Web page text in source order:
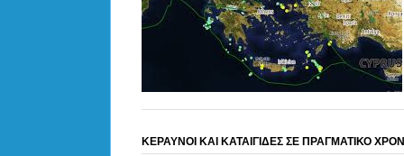
ΚΕΡΑΥΝΟΙ ΚΑΙ ΚΑΤΑΙΓΙΔΕΣ ΣΕ ΠΡΑΓΜΑΤΙΚΟ